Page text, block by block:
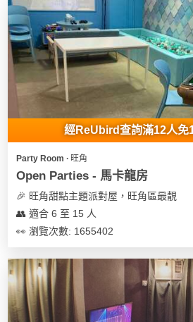
作
工
作
坊
樂
遊
租
經ReUbird查詢滿12人免
Party Room ∙ 旺角
Open Parties - 馬卡龍房
🎉 旺角甜點主題派對屋，旺角區最靚
👥 適合 6 至 15 人
👀 瀏覽次數: 1655402